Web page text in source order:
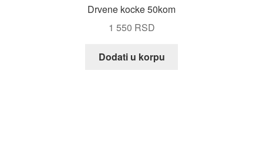
Drvene kocke 50kom
1 550 RSD
Dodati u korpu